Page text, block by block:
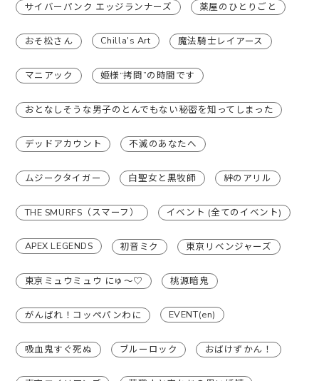
サイバーパンク エッジランナーズ 薬屋のひとりごと
おそ松さん Chilla's Art 魔法騎士レイアース
マニアック 姫様“拷問”の時間です
おとなしそうな男子のとんでもない秘密を知ってしまった
デッドアカウント 不滅のあなたへ
ムジークタイガー 白聖女と黒牧師 絆のアリル
THE SMURFS（スマーフ） イベント (全てのイベント)
APEX LEGENDS 初音ミク 東京リベンジャーズ
東京ミュウミュウ にゅ〜♡ 桃源暗鬼
がんばれ！コッペパンわに EVENT(en)
吸血鬼すぐ死ぬ ブルーロック おばけずかん！